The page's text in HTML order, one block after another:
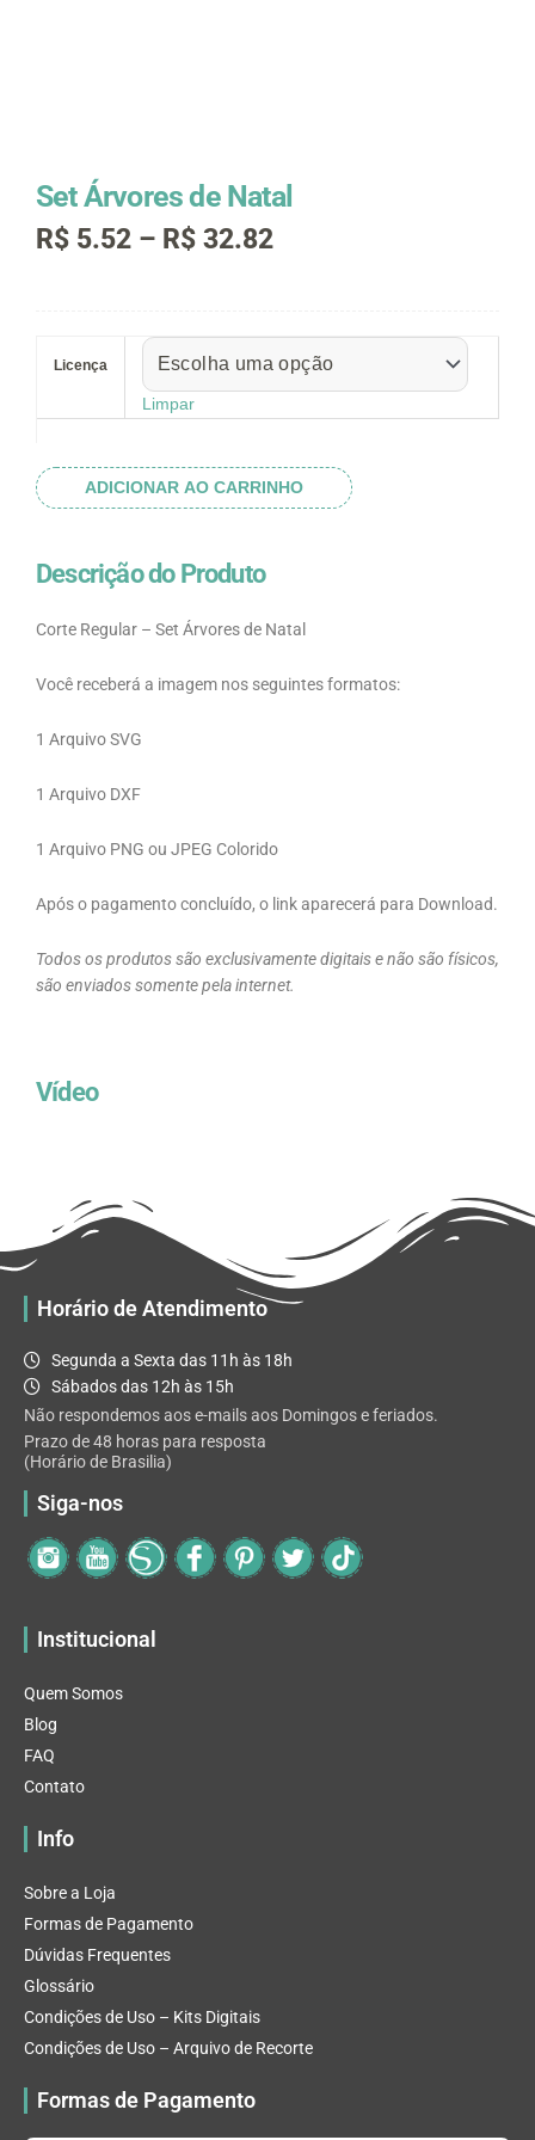
Set Árvores de Natal
R$ 5.52 – R$ 32.82Faixa
através
R$ 32.82
Licença
Limpar
ADICIONAR AO CARRINHO
Descrição do Produto
Corte Regular – Set Árvores de Natal
Você receberá a imagem nos seguintes formatos:
1 Arquivo SVG
1 Arquivo DXF
1 Arquivo PNG ou JPEG Colorido
Após o pagamento concluído, o link aparecerá para Download.
Todos os produtos são exclusivamente digitais e não são físicos,
são enviados somente pela internet.
Vídeo
Horário de Atendimento
Segunda a Sexta das 11h às 18h
Sábados das 12h às 15h
Não respondemos aos e-mails aos Domingos e feriados.
Prazo de 48 horas para resposta
(Horário de Brasilia)
Siga-nos
Institucional
Quem Somos
Blog
FAQ
Contato
Info
Sobre a Loja
Formas de Pagamento
Dúvidas Frequentes
Glossário
Condições de Uso – Kits Digitais
Condições de Uso – Arquivo de Recorte
Formas de Pagamento